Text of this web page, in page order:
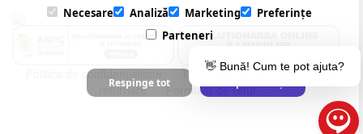
Politica de confidenţialitate Termeni şi condiţii
Politica de
returnare
Formular de retur
👋 Bună! Cum te pot ajuta?
Necesare
Analiză Marketing
Preferințe
Parteneri
Respinge tot